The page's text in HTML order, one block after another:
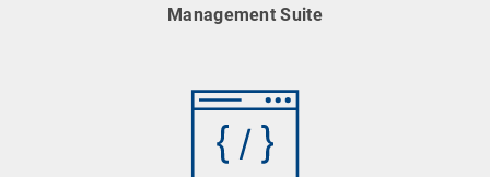
Management Suite